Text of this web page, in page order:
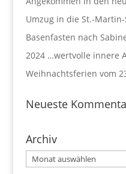
Umzug in die St.-
Basenfasten nach
2024 …wertvolle innere
Weihnachtsferien vom
Neueste
Archiv
Archiv